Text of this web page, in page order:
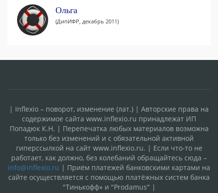
Ольга
(ДипИФР, декабрь 2011)
| Inflexio – поворот, изменение (лат.) | Авторские права на
содержимое сайта www.inflexio.ru принадлежат ИП
Попадюк К.Н. | Перепечатка любых материалов возможна
только без изменений и с обязательной активной
гиперссылкой на сайт www.inflexio.ru. | Если что-то не
работает, как должно, без колебаний обращайтесь сюда –
info@inflexio.ru | Приём платежей банковскими картами на
сайте осуществляется с помощью платёжных систем банка
"Тинькофф» и "Prodamus" |